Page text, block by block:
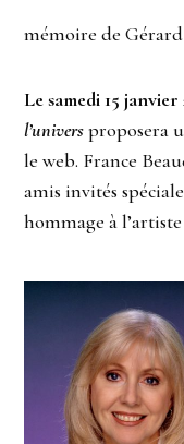
mémoire de
Le samedi 15 janvier
l’universproposera
le web. France
amis invités
hommage à